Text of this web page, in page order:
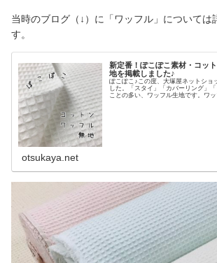
当時のブログ（↓）に「ワッフル」については
す。
新定番！ぽこぽこ素材・コッ
地を掲載しました♪
ぽこぽこ♪この度、大塚屋ネットショ
した。「スタイ」「カバーリング」
ことの多い、ワッフル生地です。ワ
otsukaya.net